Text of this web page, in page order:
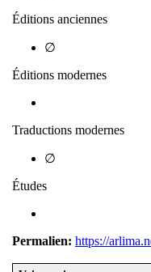
Éditions anciennes
∅
Éditions modernes
Traductions modernes
∅
Études
Permalien: https://